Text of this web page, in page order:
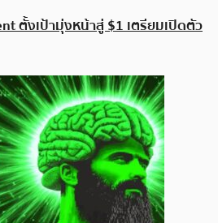
ตั้งเป้ามุ่งหน้าสู่ $1 เตรียมเปิดตัว